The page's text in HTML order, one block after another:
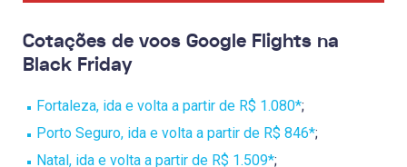
Cotações de voos Google Flights na
Black Friday
Fortaleza, ida e volta a partir de R$ 1.080*;
Porto Seguro, ida e volta a partir de R$ 846*;
Natal, ida e volta a partir de R$ 1.509*;